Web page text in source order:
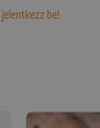
jelentkezz be!